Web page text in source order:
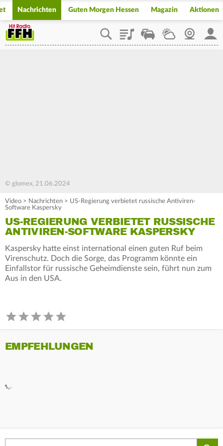
Nachrichten Guten Morgen Hessen Magazin Aktionen
PlaylistStaupilotWetterWebcam
© glomex, 21.06.2024
Video > Nachrichten > US-Regierung verbietet russische Antiviren-
Software Kaspersky
US-REGIERUNG VERBIETET RUSSISCHE
ANTIVIREN-SOFTWARE KASPERSKY
Kaspersky hatte einst international einen guten Ruf beim
Virenschutz. Doch die Sorge, das Programm könnte ein
Einfallstor für russische Geheimdienste sein, führt nun zum
Aus in den USA.
EMPFEHLUNGEN